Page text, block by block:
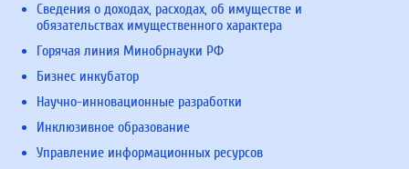
Сведения о доходах, расходах, об имуществе и
обязательствах имущественного характера
Горячая линия Минобрнауки РФ
Бизнес инкубатор
Научно-инновационные разработки
Инклюзивное образование
Управление информационных ресурсов